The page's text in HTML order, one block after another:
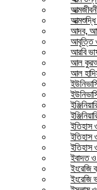
আদব,
আবৃত্তি
আরবি
আল
আল
ইতিহাস
ইতিহাস
ইতিহাস
ইবাদত
ইংরেজি
ইংরেজি